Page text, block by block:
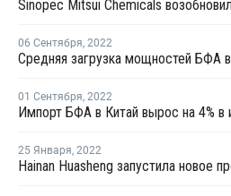
06 Сентября, 2022
01 Сентября, 2022
Импорт БФА в Китай вырос на 4% в
25 Января, 2022
Hainan Huasheng запустила новое